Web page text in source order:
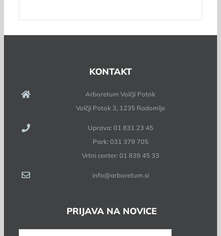
KONTAKT
Arboretum Volčji Potok
Volčji Potok 3, 1235 Radomlje
Uprava: 01 831 23 45
Park: 031 379 705
Vrtni center: 01 839 45 33
info@arboretum.si
PRIJAVA NA NOVICE